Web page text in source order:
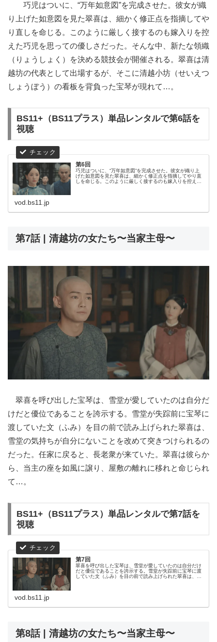
巧児はついに、“万年如意図”を完成させた。彼女が織
り上げた如意図を見た翠喜は、細かく修正点を指摘してや
り直しを命じる。このように厳しく接するのも嫁入りを控
えた巧児を思っての優しさだった。そんな中、新たな領織
（りょうしょく）を決める競技会が開催される。翠喜は清
越坊の代表として出場するが、そこに清越小坊（せいえつ
しょうぼう）の看板を背負った宝琴が現れて…。
BS11+（BS11プラス）単品レンタルで第6話を
視聴
第6回
巧児はついに、“万年如意図”を完成させた。彼女が織り上
げた如意図を見た翠喜は、細かく修正点を指摘してやり直
しを命じる。このように厳しく接するのも嫁入りを控えた
vod.bs11.jp
第7話 | 清越坊の女たち〜当家主母〜
翠喜を呼び出した宝琴は、雪堂が愛していたのは自分だ
けだと優位であることを誇示する。雪堂が失踪前に宝琴に
渡していた文（ふみ）を目の前で読み上げられた翠喜は、
雪堂の気持ちが自分にないことを改めて突きつけられるの
だった。任家に戻ると、長老衆が来ていた。翠喜は彼らか
ら、当主の座を如風に譲り、屋敷の離れに移れと命じられ
て…。
BS11+（BS11プラス）単品レンタルで第7話を
視聴
第7回
翠喜を呼び出した宝琴は、雪堂が愛していたのは自分だけ
だと優位であることを誇示する。雪堂が失踪前に宝琴に渡
していた文（ふみ）を目の前で読み上げられた翠喜は、雪
vod.bs11.jp
第8話 | 清越坊の女たち〜当家主母〜